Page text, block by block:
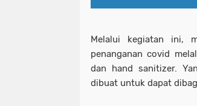
Melalui kegiatan ini,
penanganan covid
dan hand sanitizer.
dibuat untuk dapat